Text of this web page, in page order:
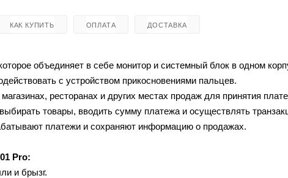
КАК КУПИТЬ ОПЛАТА ДОСТАВКА
объединяет в себе монитор и системный блок в одном
с устройством прикосновениями пальцев.
ресторанах и других местах продаж для принятия
товары, вводить сумму платежа и осуществлять
платежи и сохраняют информацию о продажах.
Pro:
и брызг.